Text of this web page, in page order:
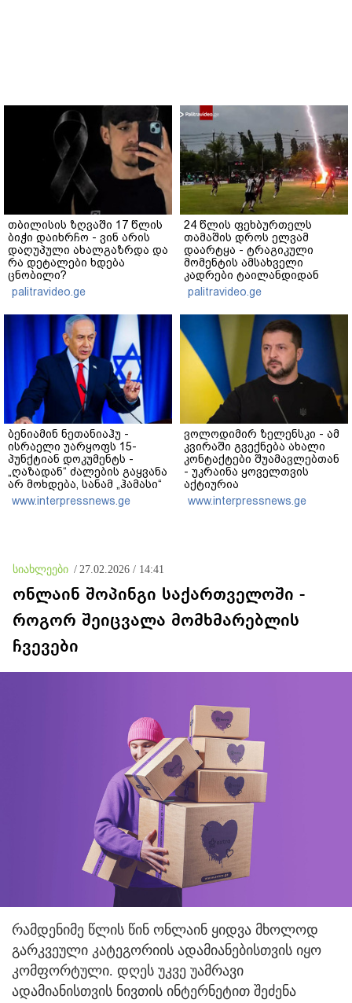
თბილისის ზღვაში 17 წლის
ბიჭი დაიხრჩო - ვინ არის
დაღუპული ახალგაზრდა და
რა დეტალები ხდება
ცნობილი?
palitravideo.ge
24 წლის ფეხბურთელს
თამაშის დროს ელვამ
დაარტყა - ტრაგიკული
მომენტის ამსახველი
კადრები ტაილანდიდან
მედიაში ვრცელდება
palitravideo.ge
ბენიამინ ნეთანიაჰუ -
ისრაელი უარყოფს 15-
პუნქტიან დოკუმენტს -
„ღაზადან“ ძალების გაყვანა
არ მოხდება, სანამ „ჰამასი“
ნამდვილად არ
განიარაღდება
www.interpressnews.ge
ვოლოდიმირ ზელენსკი - ამ
კვირაში გვექნება ახალი
კონტაქტები შუამავლებთან
- უკრაინა ყოველთვის
აქტიურია
www.interpressnews.ge
სიახლეები / 27.02.2026 / 14:41
ონლაინ შოპინგი საქართველოში -
როგორ შეიცვალა მომხმარებლის
ჩვევები
რამდენიმე წლის წინ ონლაინ ყიდვა მხოლოდ
გარკვეული კატეგორიის ადამიანებისთვის იყო
კომფორტული. დღეს უკვე უამრავი
ადამიანისთვის ნივთის ინტერნეტით შეძენა